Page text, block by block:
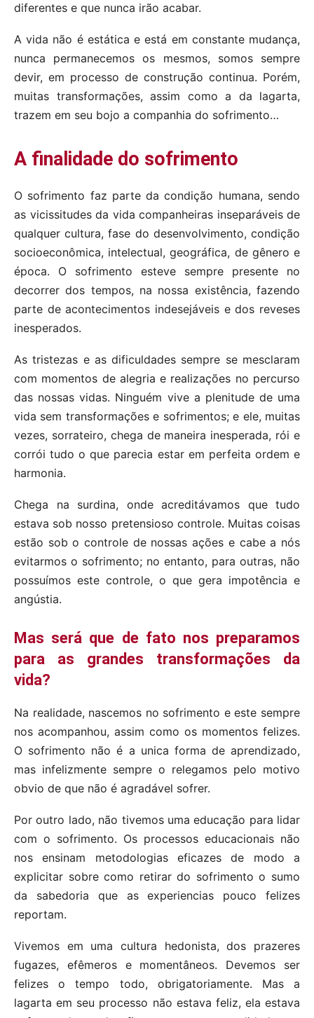
diferentes e que nunca irão acabar.
A vida não é estática e está em constante mudança,
nunca permanecemos os mesmos, somos sempre
devir, em processo de construção continua. Porém,
muitas transformações, assim como a da lagarta,
trazem em seu bojo a companhia do sofrimento…
A finalidade do sofrimento
O sofrimento faz parte da condição humana, sendo
as vicissitudes da vida companheiras inseparáveis de
qualquer cultura, fase do desenvolvimento, condição
socioeconômica, intelectual, geográfica, de gênero e
época. O sofrimento esteve sempre presente no
decorrer dos tempos, na nossa existência, fazendo
parte de acontecimentos indesejáveis e dos reveses
inesperados.
As tristezas e as dificuldades sempre se mesclaram
com momentos de alegria e realizações no percurso
das nossas vidas. Ninguém vive a plenitude de uma
vida sem transformações e sofrimentos; e ele, muitas
vezes, sorrateiro, chega de maneira inesperada, rói e
corrói tudo o que parecia estar em perfeita ordem e
harmonia.
Chega na surdina, onde acreditávamos que tudo
estava sob nosso pretensioso controle. Muitas coisas
estão sob o controle de nossas ações e cabe a nós
evitarmos o sofrimento; no entanto, para outras, não
possuímos este controle, o que gera impotência e
angústia.
Mas será que de fato nos preparamos
para as grandes transformações da
vida?
Na realidade, nascemos no sofrimento e este sempre
nos acompanhou, assim como os momentos felizes.
O sofrimento não é a unica forma de aprendizado,
mas infelizmente sempre o relegamos pelo motivo
obvio de que não é agradável sofrer.
Por outro lado, não tivemos uma educação para lidar
com o sofrimento. Os processos educacionais não
nos ensinam metodologias eficazes de modo a
explicitar sobre como retirar do sofrimento o sumo
da sabedoria que as experiencias pouco felizes
reportam.
Vivemos em uma cultura hedonista, dos prazeres
fugazes, efêmeros e momentâneos. Devemos ser
felizes o tempo todo, obrigatoriamente. Mas a
lagarta em seu processo não estava feliz, ela estava